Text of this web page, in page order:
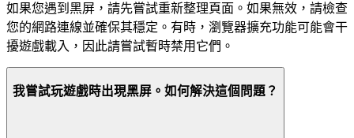
如果您遇到黑屏，請先嘗試重新整理頁面。如果無效，請檢查
您的網路連線並確保其穩定。有時，瀏覽器擴充功能可能會干
擾遊戲載入，因此請嘗試暫時禁用它們。
我嘗試玩遊戲時出現黑屏。如何解決這個問題？